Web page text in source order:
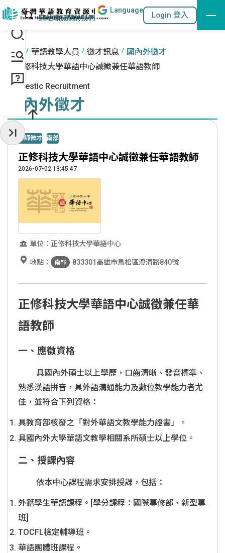
跳到主要內容區塊
::: 站內搜尋
網站導覽關於我們
Language
Login 登入
:::
首頁 華語教學人員 徵才訊息
國內外徵才
正修科技大學華語中心誠徵兼任華語教師
Domestic Recruitment
國內外徵才
華師徵才 南部
正修科技大學華語中心誠徵兼任華語教師
2026-07-02 13:45:47
單位：正修科技大學華語中心
地點： 南部 833301高雄市鳥松區澄清路840號
正修科技大學華語中心誠徵兼任華
語教師
一、應徵資格
具國內外碩士以上學歷，口齒清晰、發音標準、
熟悉漢語拼音，具外語溝通能力及數位教學能力者尤
佳，並符合下列資格：
具教育部核發之「對外華語文教學能力證書」。
具國內外大學華語文教學相關系所碩士以上學位。
二、授課內容
依本中心課程需求安排授課，包括：
外籍學生華語課程。[學分課程：國際專修部、新型專
班]
TOCFL檢定輔導班。
華語團體班課程。
收起常用服務